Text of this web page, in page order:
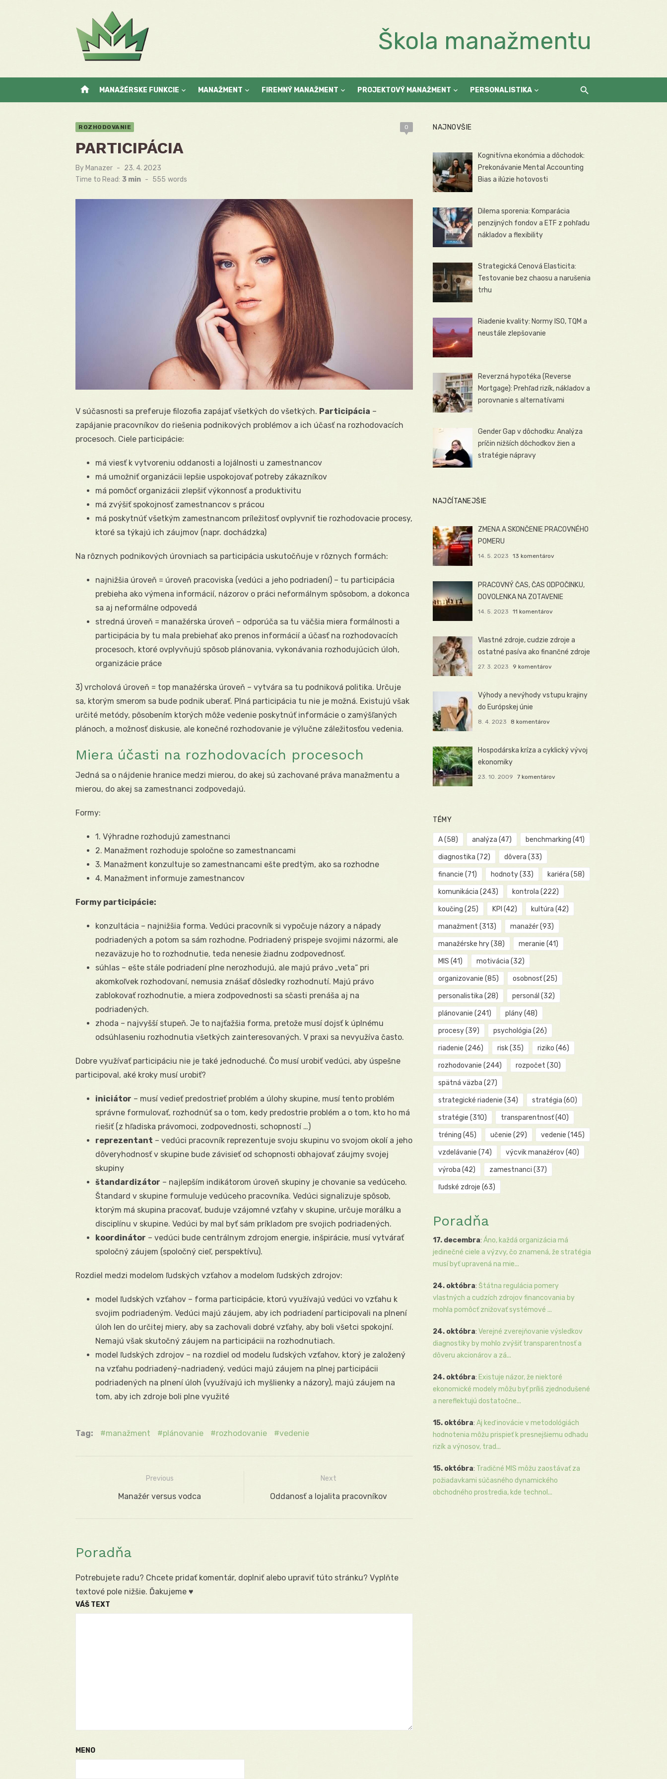
Škola manažmentu
home MANAŽÉRSKE FUNKCIE MANAŽMENT FIREMNÝ MANAŽMENT PROJEKTOVÝ MANAŽMENT PERSONALISTIKA
ROZHODOVANIE 0
PARTICIPÁCIA
By Manazer
Posted
on
23. 4. 2023
Time to Read: 3 min - 555 words
V súčasnosti sa preferuje filozofia zapájať všetkých do všetkých. Participácia –
zapájanie pracovníkov do riešenia podnikových problémov a ich účasť na rozhodovacích
procesoch. Ciele participácie:
má viesť k vytvoreniu oddanosti a lojálnosti u zamestnancov
má umožniť organizácii lepšie uspokojovať potreby zákazníkov
má pomôcť organizácii zlepšiť výkonnosť a produktivitu
má zvýšiť spokojnosť zamestnancov s prácou
má poskytnúť všetkým zamestnancom príležitosť ovplyvniť tie rozhodovacie procesy,
ktoré sa týkajú ich záujmov (napr. dochádzka)
Na rôznych podnikových úrovniach sa participácia uskutočňuje v rôznych formách:
najnižšia úroveň = úroveň pracoviska (vedúci a jeho podriadení) – tu participácia
prebieha ako výmena informácií, názorov o práci neformálnym spôsobom, a dokonca
sa aj neformálne odpovedá
stredná úroveň = manažérska úroveň – odporúča sa tu väčšia miera formálnosti a
participácia by tu mala prebiehať ako prenos informácií a účasť na rozhodovacích
procesoch, ktoré ovplyvňujú spôsob plánovania, vykonávania rozhodujúcich úloh,
organizácie práce
3) vrcholová úroveň = top manažérska úroveň – vytvára sa tu podniková politika. Určuje
sa, ktorým smerom sa bude podnik uberať. Plná participácia tu nie je možná. Existujú však
určité metódy, pôsobením ktorých môže vedenie poskytnúť informácie o zamýšľaných
plánoch, a možnosť diskusie, ale konečné rozhodovanie je výlučne záležitosťou vedenia.
Miera účasti na rozhodovacích procesoch
Jedná sa o nájdenie hranice medzi mierou, do akej sú zachované práva manažmentu a
mierou, do akej sa zamestnanci zodpovedajú.
Formy:
1. Výhradne rozhodujú zamestnanci
2. Manažment rozhoduje spoločne so zamestnancami
3. Manažment konzultuje so zamestnancami ešte predtým, ako sa rozhodne
4. Manažment informuje zamestnancov
Formy participácie:
konzultácia – najnižšia forma. Vedúci pracovník si vypočuje názory a nápady
podriadených a potom sa sám rozhodne. Podriadený prispeje svojimi názormi, ale
nezaväzuje ho to rozhodnutie, teda nenesie žiadnu zodpovednosť.
súhlas – ešte stále podriadení plne nerozhodujú, ale majú právo „veta“ pri
akomkoľvek rozhodovaní, nemusia znášať dôsledky rozhodnutí. Majú právo
zablokovať rozhodnutie, a miera zodpovednosti sa sčasti prenáša aj na
podriadených.
zhoda – najvyšší stupeň. Je to najťažšia forma, pretože musí dojsť k úplnému
odsúhlaseniu rozhodnutia všetkých zainteresovaných. V praxi sa nevyužíva často.
Dobre využívať participáciu nie je také jednoduché. Čo musí urobiť vedúci, aby úspešne
participoval, aké kroky musí urobiť?
iniciátor – musí vedieť predostrieť problém a úlohy skupine, musí tento problém
správne formulovať, rozhodnúť sa o tom, kedy predostrie problém a o tom, kto ho má
riešiť (z hľadiska právomoci, zodpovednosti, schopností …)
reprezentant – vedúci pracovník reprezentuje svoju skupinu vo svojom okolí a jeho
dôveryhodnosť v skupine bude závisieť od schopnosti obhajovať záujmy svojej
skupiny
štandardizátor – najlepším indikátorom úroveň skupiny je chovanie sa vedúceho.
Štandard v skupine formuluje vedúceho pracovníka. Vedúci signalizuje spôsob,
ktorým má skupina pracovať, buduje vzájomné vzťahy v skupine, určuje morálku a
disciplínu v skupine. Vedúci by mal byť sám príkladom pre svojich podriadených.
koordinátor – vedúci bude centrálnym zdrojom energie, inšpirácie, musí vytvárať
spoločný záujem (spoločný cieľ, perspektívu).
Rozdiel medzi modelom ľudských vzťahov a modelom ľudských zdrojov:
model ľudských vzťahov – forma participácie, ktorú využívajú vedúci vo vzťahu k
svojim podriadeným. Vedúci majú záujem, aby ich podriadení participovali na plnení
úloh len do určitej miery, aby sa zachovali dobré vzťahy, aby boli všetci spokojní.
Nemajú však skutočný záujem na participácii na rozhodnutiach.
model ľudských zdrojov – na rozdiel od modelu ľudských vzťahov, ktorý je založený
na vzťahu podriadený-nadriadený, vedúci majú záujem na plnej participácii
podriadených na plnení úloh (využívajú ich myšlienky a názory), majú záujem na
tom, aby ich zdroje boli plne využité
Tag: manažment plánovanie rozhodovanie vedenie
Navigácia
článku
Previous
Previous
Manažér versus vodca
Next
Next
Oddanosť a lojalita pracovníkov
Poradňa
Potrebujete radu? Chcete pridať komentár, doplniť alebo upraviť túto stránku? Vyplňte
textové pole nižšie. Ďakujeme ♥
VÁŠ TEXT
MENO
NAJNOVŠIE
Kognitívna ekonómia a dôchodok:
Prekonávanie Mental Accounting
Bias a ilúzie hotovosti
Dilema sporenia: Komparácia
penzijných fondov a ETF z pohľadu
nákladov a flexibility
Strategická Cenová Elasticita:
Testovanie bez chaosu a narušenia
trhu
Riadenie kvality: Normy ISO, TQM a
neustále zlepšovanie
Reverzná hypotéka (Reverse
Mortgage): Prehľad rizík, nákladov a
porovnanie s alternatívami
Gender Gap v dôchodku: Analýza
príčin nižších dôchodkov žien a
stratégie nápravy
NAJČÍTANEJŠIE
ZMENA A SKONČENIE PRACOVNÉHO
POMERU
14. 5. 2023 13 komentárov
PRACOVNÝ ČAS, ČAS ODPOČINKU,
DOVOLENKA NA ZOTAVENIE
14. 5. 2023 11 komentárov
Vlastné zdroje, cudzie zdroje a
ostatné pasíva ako finančné zdroje
27. 3. 2023 9 komentárov
Výhody a nevýhody vstupu krajiny
do Európskej únie
8. 4. 2023 8 komentárov
Hospodárska kríza a cyklický vývoj
ekonomiky
23. 10. 2009 7 komentárov
TÉMY
A(58) analýza (47) benchmarking (41)
diagnostika (72) dôvera (33)
financie (71) hodnoty(33) kariéra (58)
komunikácia (243) kontrola (222)
koučing (25) KPI (42) kultúra (42)
manažment (313) manažér(93)
manažérske hry(38) meranie (41)
MIS (41) motivácia (32)
organizovanie (85) osobnosť(25)
personalistika (28) personál (32)
plánovanie (241) plány(48)
procesy(39) psychológia (26)
riadenie (246) risk(35) riziko (46)
rozhodovanie (244) rozpočet (30)
spätná väzba (27)
strategické riadenie (34) stratégia (60)
stratégie (310) transparentnosť(40)
tréning (45) učenie (29) vedenie (145)
vzdelávanie (74) výcvik manažérov(40)
výroba (42) zamestnanci (37)
ľudské zdroje (63)
Poradňa
17. decembra: Áno, každá organizácia má
jedinečné ciele a výzvy, čo znamená, že stratégia
musí byť upravená na mie...
24. októbra: Štátna regulácia pomery
vlastných a cudzích zdrojov financovania by
mohla pomôcť znižovať systémové ...
24. októbra: Verejné zverejňovanie výsledkov
diagnostiky by mohlo zvýšiť transparentnosť a
dôveru akcionárov a zá...
24. októbra: Existuje názor, že niektoré
ekonomické modely môžu byť príliš zjednodušené
a nereflektujú dostatočne...
15. októbra: Aj keď inovácie v metodológiách
hodnotenia môžu prispieť k presnejšiemu odhadu
rizík a výnosov, trad...
15. októbra: Tradičné MIS môžu zaostávať za
požiadavkami súčasného dynamického
obchodného prostredia, kde technol...